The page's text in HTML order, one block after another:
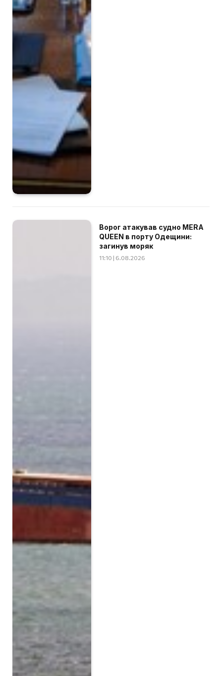
Ворог атакував судно MERA
QUEEN в порту Одещини:
загинув моряк
11:10 | 6.08.2026